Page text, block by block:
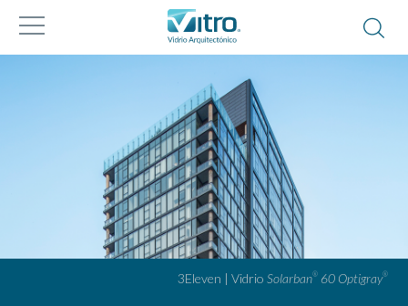
3Eleven | Vidrio Solarban® 60 Optigray®